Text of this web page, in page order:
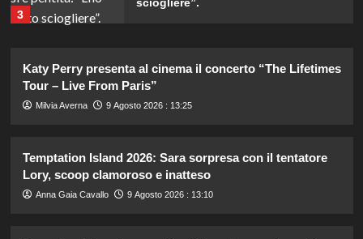
3
4
Elodie e Franceska: “Se l’amore
genera rabbia…”
5
dopo il Grande Fratello? Lui nega le
voci
Katy Perry presenta al cinema il concerto “The Lifetimes
Tour – Live From Paris”
Milvia Averna 9 Agosto 2026 : 13:25
Temptation Island 2026: Sara sorpresa con il tentatore
Lory, scoop clamoroso e inatteso
Anna Gaia Cavallo 9 Agosto 2026 : 13:10